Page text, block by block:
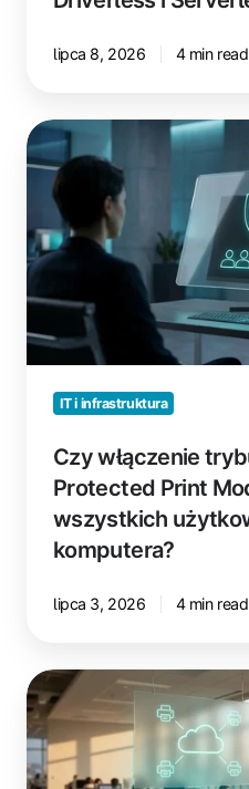
lipca 8, 2026 4 min read
Czy
włączenie
trybu
Windows
Protected
Print
Mode
wpływa
na
wszystkich
użytkowników
IT i infrastruktura
Czy włączenie
Protected Print
wszystkich
komputera?
lipca 3, 2026 4 min read
Jak
zarządzanie
drukowaniem
w